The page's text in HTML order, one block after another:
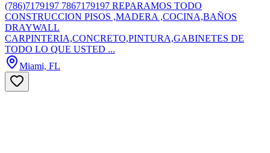
(786)7179197 7867179197 REPARAMOS TODO
CONSTRUCCION PISOS ,MADERA ,COCINA,BAÑOS
DRAYWALL
CARPINTERIA,CONCRETO,PINTURA,GABINETES DE
TODO LO QUE USTED ...
Miami, FL